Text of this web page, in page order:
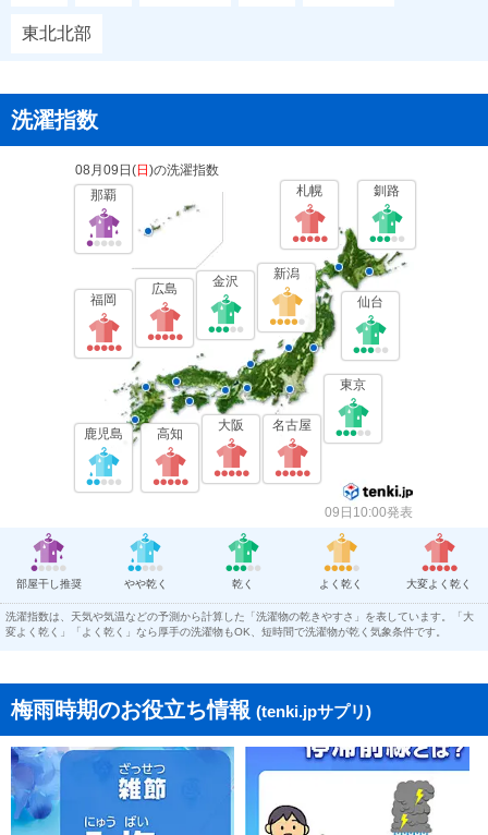
東北北部
洗濯指数
08月09日(日 )の洗濯指数
札幌
釧路
仙台
新潟
東京
金沢
名古屋
大阪
高知
広島
福岡
鹿児島
那覇
09日10:00発表
部屋干し推奨 やや乾く 乾く よく乾く 大変よく乾く
洗濯指数は、天気や気温などの予測から計算した「洗濯物の乾きやすさ」を表しています。「大
変よく乾く」「よく乾く」なら厚手の洗濯物もOK、短時間で洗濯物が乾く気象条件です。
梅雨時期のお役立ち情報 (tenki.jpサプリ)